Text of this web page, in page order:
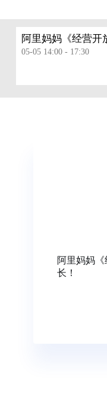
05-05 14:00 - 17:30
阿里妈妈
长！